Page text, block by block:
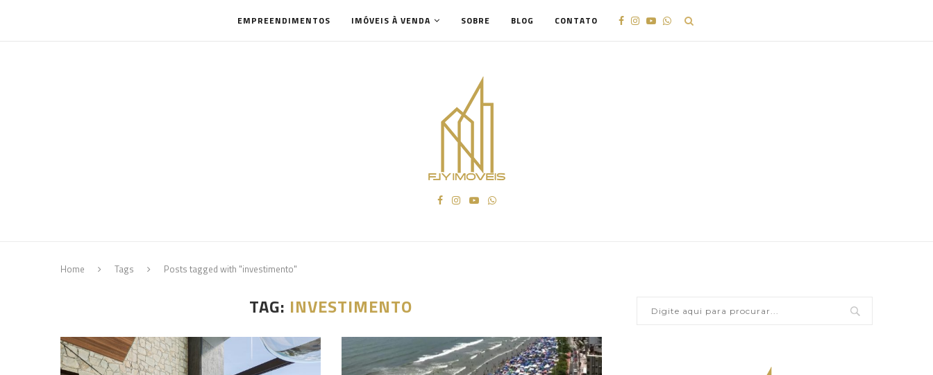
EMPREENDIMENTOS IMÓVEIS À VENDA SOBRE BLOG CONTATO
Home Tags Posts tagged with "investimento"
TAG: INVESTIMENTO